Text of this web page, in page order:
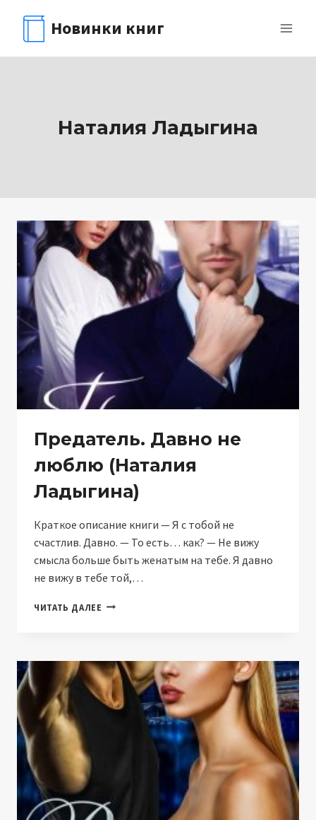
содержимому
Новинки книг
Наталия Ладыгина
Предатель. Давно не
люблю (Наталия
Ладыгина)
Краткое описание книги — Я с тобой не
счастлив. Давно. — То есть… как? — Не вижу
смысла больше быть женатым на тебе. Я давно
не вижу в тебе той,…
ЧИТАТЬ ДАЛЕЕ ПРЕДАТЕЛЬ.
(НАТАЛИЯ
ЛАДЫГИНА)